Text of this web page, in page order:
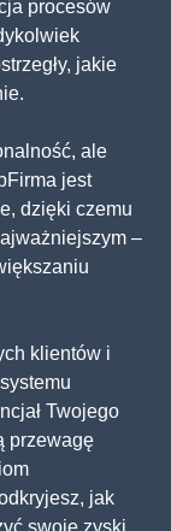
procesów
jakie
ale
jest
dzięki czemu
–
klientów i
Twojego
przewagę
jak
swoje zyski.